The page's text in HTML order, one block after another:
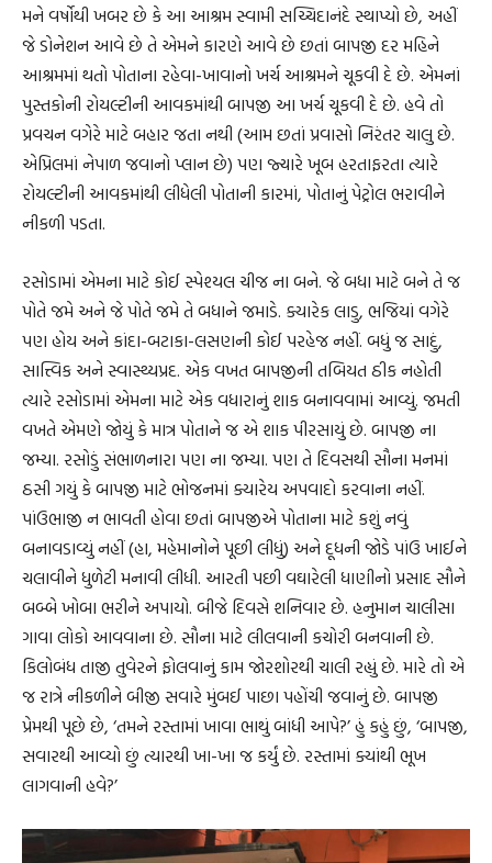
મને વર્ષોથી ખબર છે કે આ આશ્રમ સ્વામી સચ્ચિદાનંદે સ્થાપ્યો છે, અહીં
જે ડોનેશન આવે છે તે એમને કારણે આવે છે છતાં બાપજી દર મહિને
આશ્રમમાં થતો પોતાના રહેવા-ખાવાનો ખર્ચ આશ્રમને ચૂકવી દે છે. એમનાં
પુસ્તકોની રોયલ્ટીની આવકમાંથી બાપજી આ ખર્ચ ચૂકવી દે છે. હવે તો
પ્રવચન વગેરે માટે બહાર જતા નથી (આમ છતાં પ્રવાસો નિરંતર ચાલુ છે.
એપ્રિલમાં નેપાળ જવાનો પ્લાન છે) પણ જ્યારે ખૂબ હરતાફરતા ત્યારે
રોયલ્ટીની આવકમાંથી લીધેલી પોતાની કારમાં, પોતાનું પેટ્રોલ ભરાવીને
નીકળી પડતા.
રસોડામાં એમના માટે કોઈ સ્પેશ્યલ ચીજ ના બને. જે બધા માટે બને તે જ
પોતે જમે અને જે પોતે જમે તે બધાને જમાડે. ક્યારેક લાડુ, ભજિયાં વગેરે
પણ હોય અને કાંદા-બટાકા-લસણની કોઈ પરહેજ નહીં. બધું જ સાદું,
સાત્ત્વિક અને સ્વાસ્થ્યપ્રદ. એક વખત બાપજીની તબિયત ઠીક નહોતી
ત્યારે રસોડામાં એમના માટે એક વધારાનું શાક બનાવવામાં આવ્યું. જમતી
વખતે એમણે જોયું કે માત્ર પોતાને જ એ શાક પીરસાયું છે. બાપજી ના
જમ્યા. રસોડું સંભાળનારા પણ ના જમ્યા. પણ તે દિવસથી સૌના મનમાં
ઠસી ગયું કે બાપજી માટે ભોજનમાં ક્યારેય અપવાદો કરવાના નહીં.
પાંઉભાજી ન ભાવતી હોવા છતાં બાપજીએ પોતાના માટે કશું નવું
બનાવડાવ્યું નહીં (હા, મહેમાનોને પૂછી લીધું) અને દૂધની જોડે પાંઉ ખાઈને
ચલાવીને ધુળેટી મનાવી લીધી. આરતી પછી વઘારેલી ધાણીનો પ્રસાદ સૌને
બબ્બે ખોબા ભરીને અપાયો. બીજે દિવસે શનિવાર છે. હનુમાન ચાલીસા
ગાવા લોકો આવવાના છે. સૌના માટે લીલવાની કચોરી બનવાની છે.
કિલોબંધ તાજી તુવેરને ફોલવાનું કામ જોરશોરથી ચાલી રહ્યું છે. મારે તો એ
જ રાત્રે નીકળીને બીજી સવારે મુંબઈ પાછા પહોંચી જવાનું છે. બાપજી
પ્રેમથી પૂછે છે, ‘તમને રસ્તામાં ખાવા ભાથું બાંધી આપે?’ હું કહું છું, ‘બાપજી,
સવારથી આવ્યો છું ત્યારથી ખા-ખા જ કર્યું છે. રસ્તામાં ક્યાંથી ભૂખ
લાગવાની હવે?’